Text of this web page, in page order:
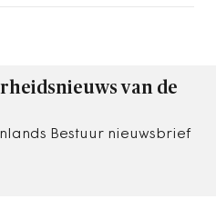
van de
Bestuur nieuwsbrief